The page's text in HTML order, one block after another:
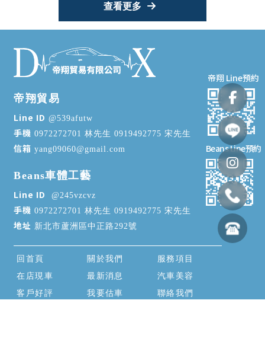
查看更多
帝翔貿易
@539afutw
0972272701 林先生 0919492775 宋先生
yang09060@gmail.com
Beans車體工藝
@245vzcvz
0972272701 林先生 0919492775 宋先生
新北市蘆洲區中正路292號
回首頁 關於我們
服務項目
在店現車
最新消息
汽車美容
客戶好評
我要估車 聯絡我們